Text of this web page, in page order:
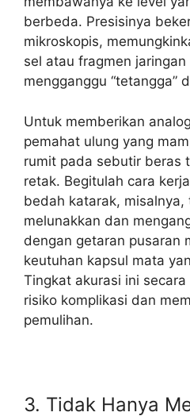
berbeda. Presisinya
mikroskopis,
sel atau fragmen
mengganggu “tetangga”
Untuk memberikan
pemahat ulung yang
rumit pada sebutir beras
retak. Begitulah cara kerja
bedah katarak,
melunakkan dan
dengan getaran pusaran
keutuhan kapsul mata
Tingkat akurasi ini
risiko komplikasi dan
pemulihan.
3. Tidak Hanya